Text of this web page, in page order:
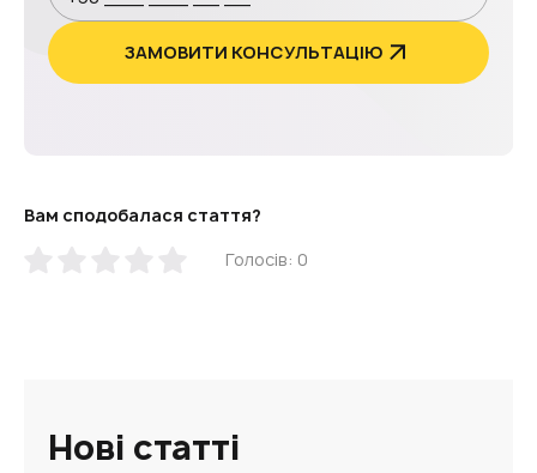
Нові статті
ЗАМОВИТИ КОНСУЛЬТАЦІЮ
Вам сподобалася стаття?
Голосів: 0